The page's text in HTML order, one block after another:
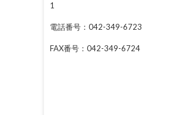
1
電話番号：042-349-6723
FAX番号：042-349-6724